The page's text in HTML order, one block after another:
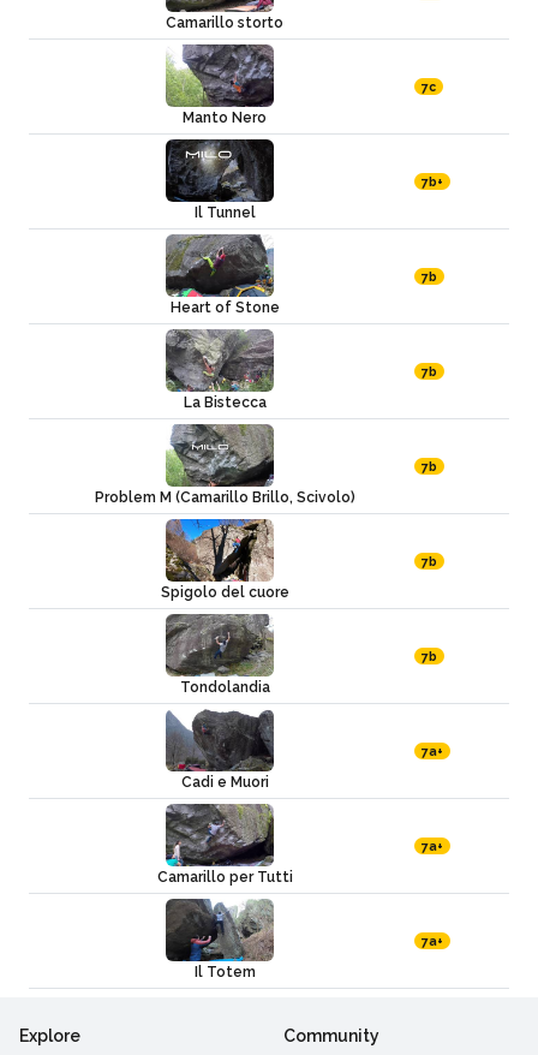
Camarillo storto
Manto Nero
7c
Il Tunnel
7b+
Heart of Stone
7b
La Bistecca
7b
Problem M (Camarillo Brillo, Scivolo)
7b
Spigolo del cuore
7b
Tondolandia
7b
Cadi e Muori
7a+
Camarillo per Tutti
7a+
Il Totem
7a+
Explore Community